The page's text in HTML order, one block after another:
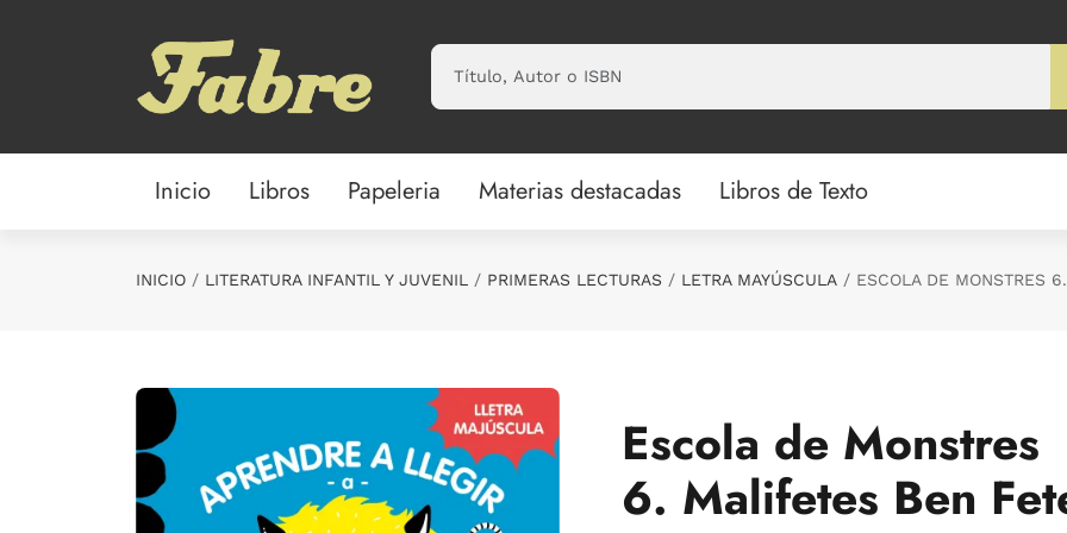
Inicio Libros Papeleria Materias destacadas Libros de Texto
INICIO LITERATURA INFANTIL Y JUVENIL PRIMERAS LECTURAS LETRA MAYÚSCULA ESCOLA DE MONSTRES
Escola de Monstres
6. Malifetes Ben